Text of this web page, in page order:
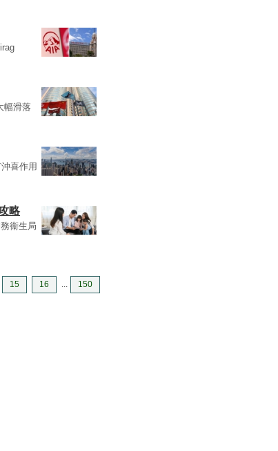
幅滑落
喜作用
略
衞生局
15 16 ... 150